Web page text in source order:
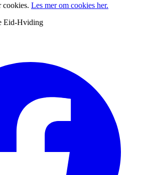
cookies. Les mer om cookies her.
Eid-Hviding